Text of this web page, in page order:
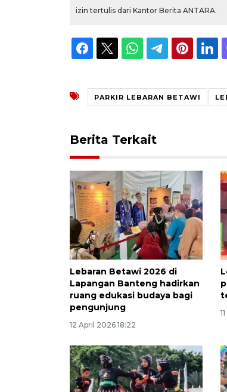
izin tertulis dari Kantor Berita ANTARA.
PARKIR LEBARAN BETAWI
Berita Terkait
Lebaran Betawi 2026 di
Lapangan Banteng hadirkan
ruang edukasi budaya bagi
pengunjung
12 April 2026 18:22